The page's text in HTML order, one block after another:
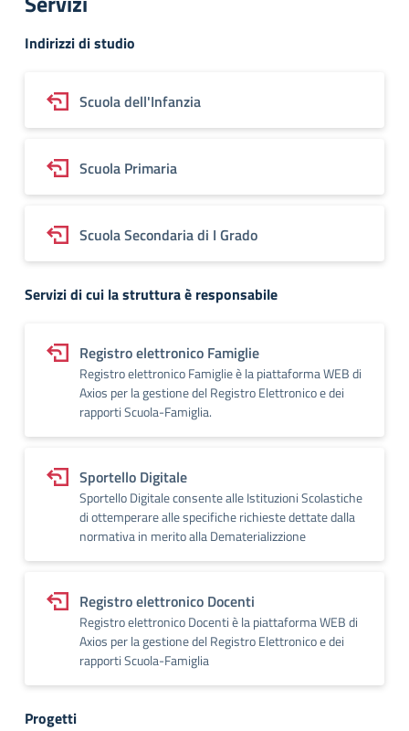
Indirizzi di studio
Scuola dell'Infanzia
Scuola Primaria
Scuola Secondaria di I Grado
Servizi di cui la struttura è responsabile
Registro elettronico Famiglie
Registro elettronico Famiglie è la piattaforma WEB di
Axios per la gestione del Registro Elettronico e dei
rapporti Scuola-Famiglia.
Sportello Digitale
Sportello Digitale consente alle Istituzioni Scolastiche
di ottemperare alle specifiche richieste dettate dalla
normativa in merito alla Dematerializzione
Registro elettronico Docenti
Registro elettronico Docenti è la piattaforma WEB di
Axios per la gestione del Registro Elettronico e dei
rapporti Scuola-Famiglia
Progetti